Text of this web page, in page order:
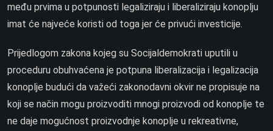
među prvima u potpunosti legaliziraju i liberaliziraju konoplju
imat će najveće koristi od toga jer će privući investicije.
Prijedlogom zakona kojeg su Socijaldemokrati uputili u
proceduru obuhvaćena je potpuna liberalizacija i legalizacija
konoplje budući da važeći zakonodavni okvir ne propisuje na
koji se način mogu proizvoditi mnogi proizvodi od konoplje te
ne daje mogućnost proizvodnje konoplje u rekreativne,